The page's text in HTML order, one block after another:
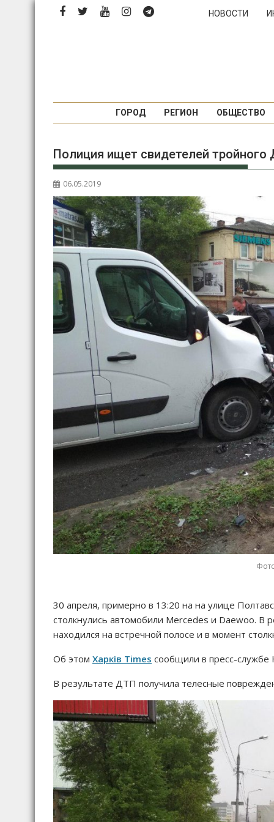
Перейти
НОВОСТИ
ГОРОД РЕГИОН ОБЩЕСТВО
Полиция ищет свидетелей
06.05.2019
30 апреля, примерно в 13:20 на на улице
столкнулись автомобили Mercedes и Daewoo. В
находился на встречной полосе и в момент
Об этом Харків Times сообщили в пресс-службе
В результате ДТП получила телесные